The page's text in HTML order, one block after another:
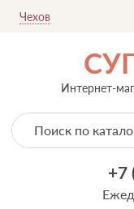
Чехов
Интернет-
+7